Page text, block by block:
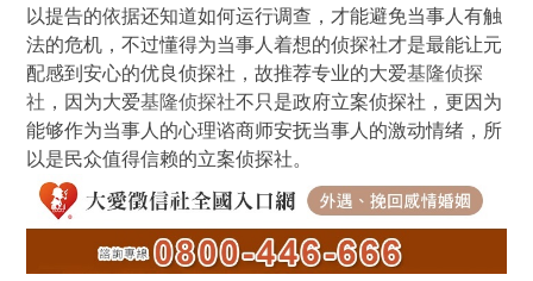
以提告的依据还知道如何运行调查，才能避免当事人有触
法的危机，不过懂得为当事人着想的侦探社才是最能让元
配感到安心的优良侦探社，故推荐专业的大爱基隆侦探
社 ，因为大爱基隆侦探社不只是政府立案侦探社，更因为
能够作为当事人的心理谘商师安抚当事人的激动情绪，所
以是民众值得信赖的立案侦探社。